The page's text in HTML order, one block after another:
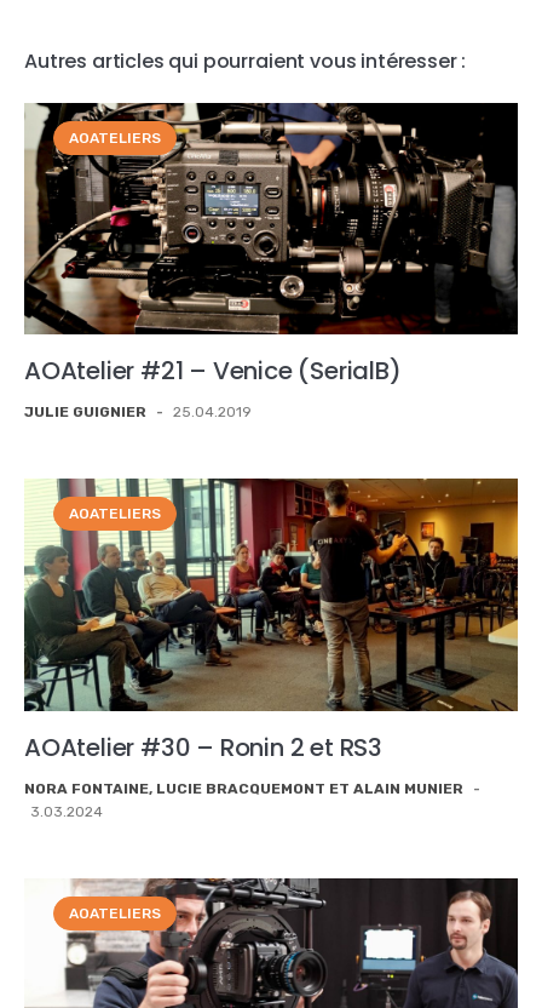
Autres articles qui pourraient vous intéresser :
AOATELIERS
AOAtelier #21 – Venice (SerialB)
JULIE GUIGNIER - 25.04.2019
AOATELIERS
AOAtelier #30 – Ronin 2 et RS3
NORA FONTAINE, LUCIE BRACQUEMONT ET ALAIN MUNIER
-
3.03.2024
AOATELIERS